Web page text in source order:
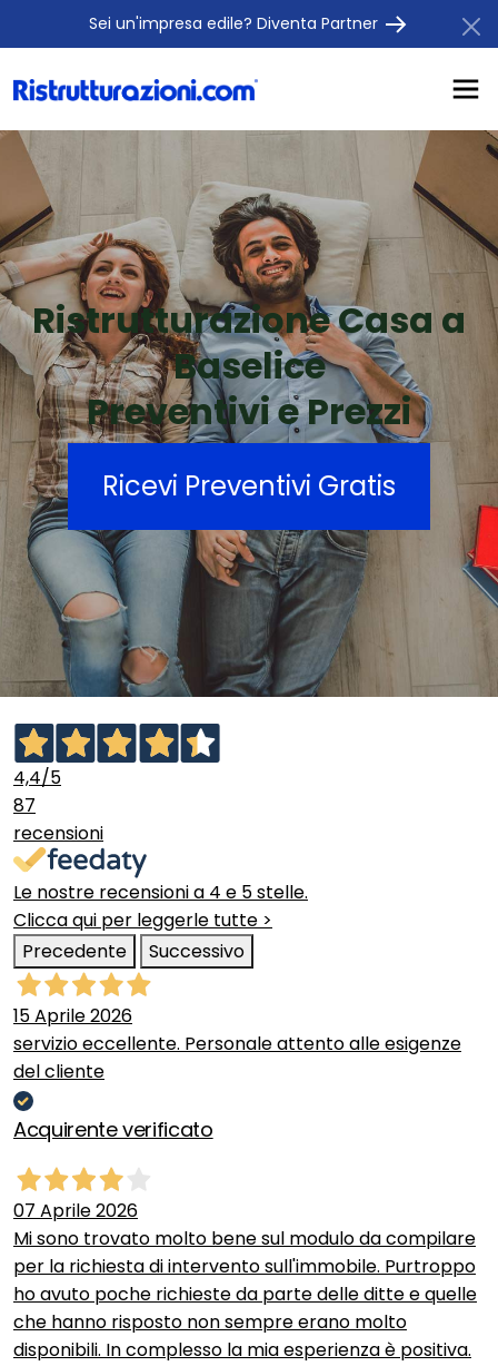
Sei un'impresa edile? Diventa Partner
Ristrutturazione Casa a
Baselice
Preventivi e Prezzi
Ricevi Preventivi Gratis
4,4/5
87
recensioni
Le nostre recensioni a 4 e 5 stelle.
Clicca qui per leggerle tutte >
Precedente
Successivo
15 Aprile 2026
servizio eccellente. Personale attento alle esigenze
del cliente
Acquirente verificato
07 Aprile 2026
Mi sono trovato molto bene sul modulo da compilare
per la richiesta di intervento sull'immobile. Purtroppo
ho avuto poche richieste da parte delle ditte e quelle
che hanno risposto non sempre erano molto
disponibili. In complesso la mia esperienza è positiva.